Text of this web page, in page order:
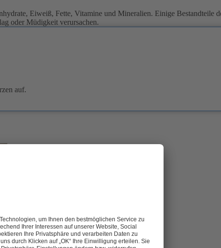
Eiweiß, Fette, Vitamine und Mineralien. Einige Bestandteile
oder Müdigkeit verursachen.
auf.